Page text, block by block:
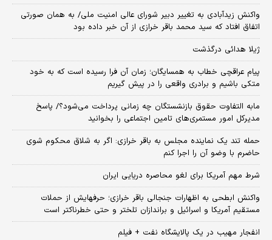
واکنش زیدآبادی به تغییر دبیر شورای عالی امنیت ملی/ به همان صورتی
اتفاق افتاد که سید محمد باقر خرازی از آن خبر داده بود
ژیلا هدائی درگذشت
پیام عراقچی خطاب به همسایگان؛ زمان آن فرا رسیده است که به خود
متکی باشیم و برادری واقعی را در پیش گیریم
مابه التفاوت حقوق بازنشستگان چه زمانی پرداخت می‌شود؟/ پاسخ
مدیرکل امور مستمری‌های تامین اجتماعی را بخوانید
حمله تند یک نماینده مجلس به باقر خرازی: اگر به شلاق محکوم شوی
حاضرم با وضو آن را اجرا کنم
شرط مهم آمریکا برای لغو محاصره دریایی ایران
واکنش ابطحی به اظهارات جنجالی باقر خرازی؛ حرفهایش از حملات
مستقیم آمریکا و اسرائیل و براندازان تلختر و حتی خطرناکتر است
انفجار مهیب در یک پالایشگاه نفت + فیلم